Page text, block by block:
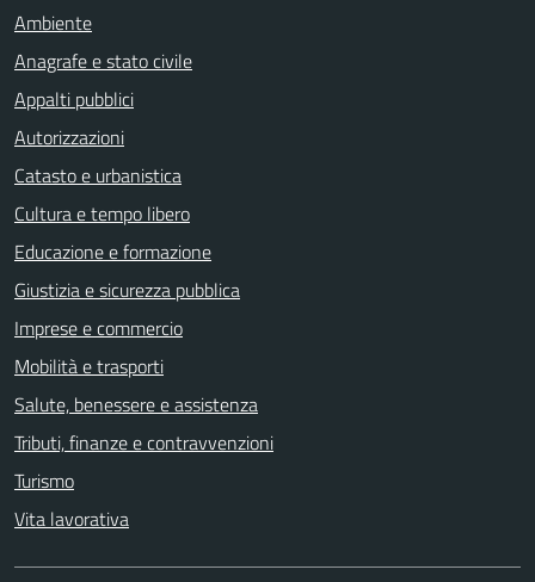
Ambiente
Anagrafe e stato civile
Appalti pubblici
Autorizzazioni
Catasto e urbanistica
Cultura e tempo libero
Educazione e formazione
Giustizia e sicurezza pubblica
Imprese e commercio
Mobilità e trasporti
Salute, benessere e assistenza
Tributi, finanze e contravvenzioni
Turismo
Vita lavorativa